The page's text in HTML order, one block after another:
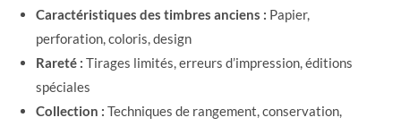
Caractéristiques des timbres anciens : Papier,
perforation, coloris, design
Rareté : Tirages limités, erreurs d’impression, éditions
spéciales
Collection : Techniques de rangement, conservation,